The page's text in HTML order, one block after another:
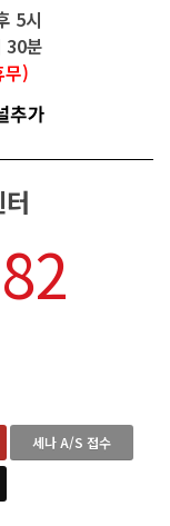
5시
30분
무)
세나 A/S 접수